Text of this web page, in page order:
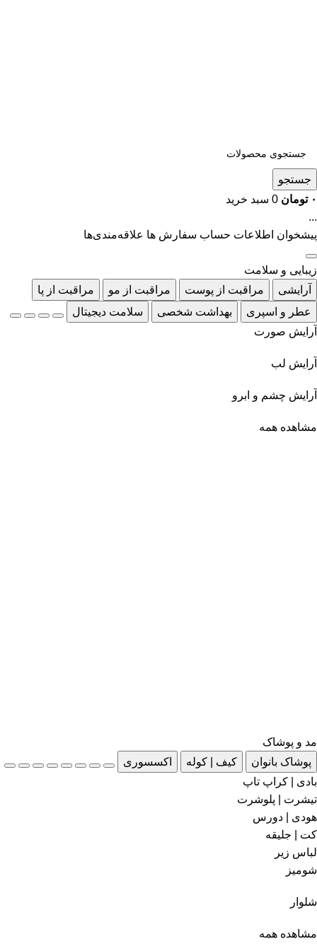
جستجو
۰ تومان 0 سبد خرید
...
پیشخوان اطلاعات حساب سفارش ها علاقه‌مندی‌ها
زیبایی و سلامت
آرایشی
مراقبت از پوست مراقبت از مو
مراقبت از پا
عطر و اسپری
بهداشت شخصی
سلامت دیجیتال
آرایش صورت
آرایش لب
آرایش چشم و ابرو
مشاهده همه
مد و پوشاک
پوشاک بانوان
کیف | کوله
اکسسوری
بادی | کراپ تاپ
تیشرت | پلوشرت
هودی | دورس
کت | جلیقه
لباس زیر
شومیز
شلوار
مشاهده همه